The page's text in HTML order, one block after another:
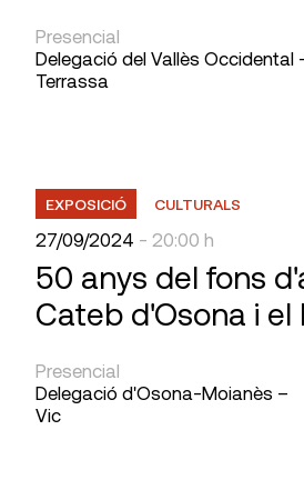
Presencial
Delegació del Vallès Occidental
Terrassa
EXPOSICIÓ CULTURALS
27/09/2024 - 20:00 h
50 anys del fons
Cateb d'Osona i el
Presencial
Delegació d'Osona-Moianès –
Vic